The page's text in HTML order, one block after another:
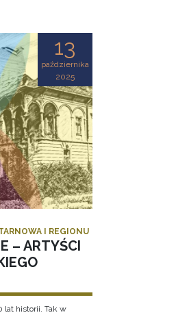
13
października
2025
I REGIONU
– ARTYŚCI
lat historii. Tak w